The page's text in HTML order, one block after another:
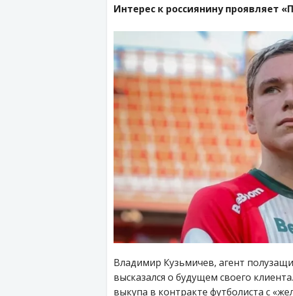
Интерес к россиянину проявляет
Владимир Кузьмичев, агент
высказался о будущем своего
выкупа в контракте футболиста с